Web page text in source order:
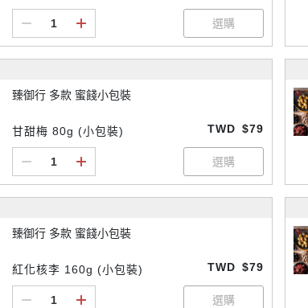
臻御行 多款 蜜餞小包裝
甘甜梅 80g (小包裝) TWD $79
臻御行 多款 蜜餞小包裝
紅化核李 160g (小包裝) TWD $79